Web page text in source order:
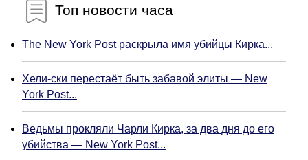
Топ новости часа
The New York Post раскрыла имя убийцы Кирка...
Хели-ски перестаёт быть забавой элиты — New
York Post...
Ведьмы прокляли Чарли Кирка, за два дня до его
убийства — New York Post...